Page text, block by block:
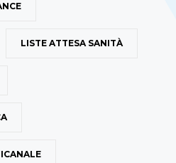
LISTE ATTESA SANITÀ